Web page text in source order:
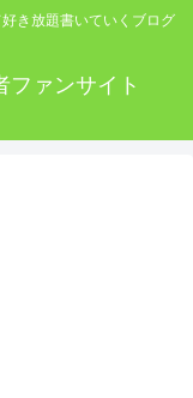
き放題書いていくブログ
ファンサイト